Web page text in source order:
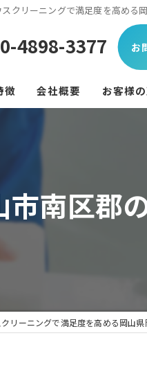
スクリーニングで満足度を高める
4898-3377 お
徴
ング
会社概要 お客様
南区郡
クリーニングで満足度を高める岡山